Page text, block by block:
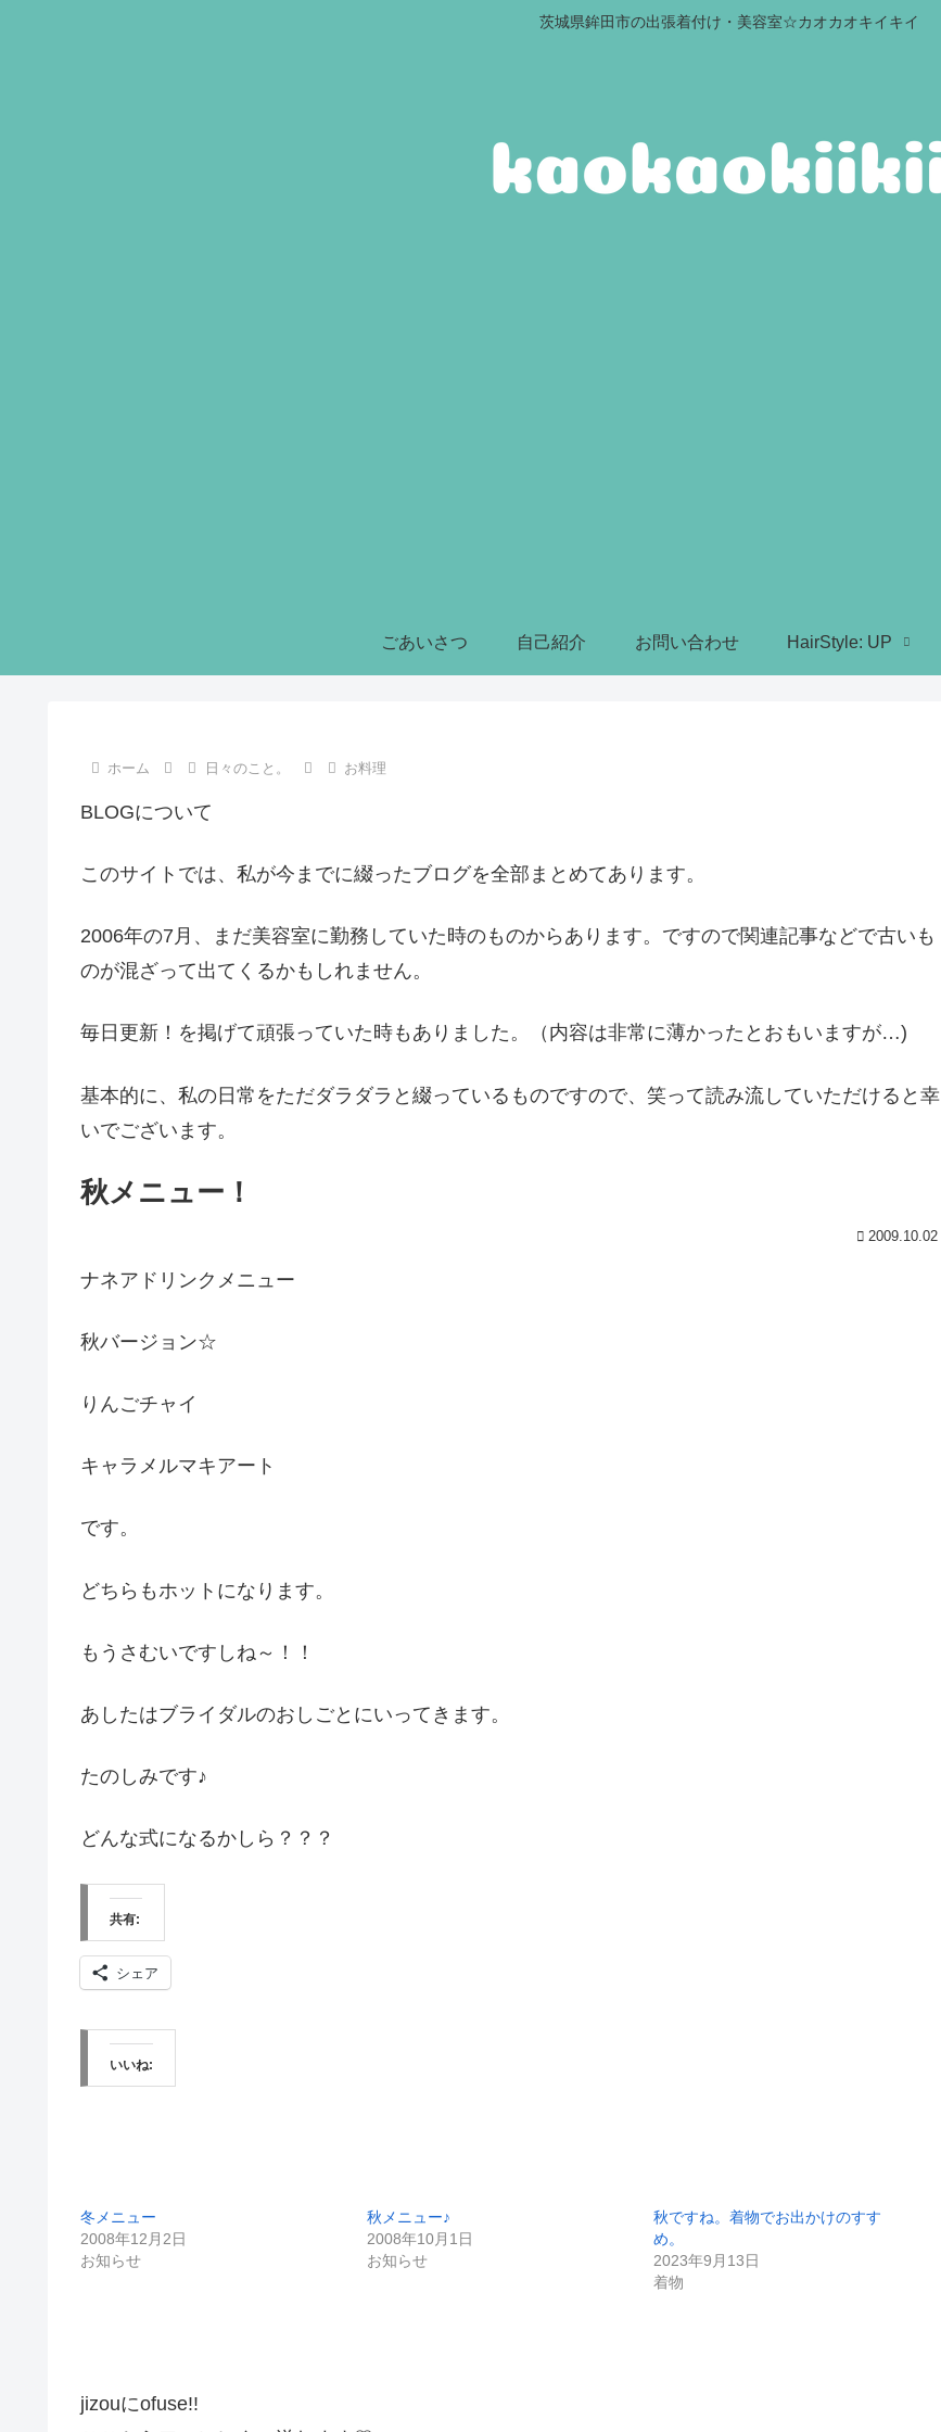
茨城県鉾田市の出張着付け・美容室☆カオカオキイキイ
ごあいさつ 自己紹介 お問い合わせ HairStyle: UP
ホーム 日々のこと。 お料理
BLOGについて
このサイトでは、私が今までに綴ったブログを全部まとめてあります。
2006年の7月、まだ美容室に勤務していた時のものからあります。ですので関連記事などで古いも
のが混ざって出てくるかもしれません。
毎日更新！を掲げて頑張っていた時もありました。（内容は非常に薄かったとおもいますが…)
基本的に、私の日常をただダラダラと綴っているものですので、笑って読み流していただけると幸
いでございます。
秋メニュー！
2009.10.02
ナネアドリンクメニュー
秋バージョン☆
りんごチャイ
キャラメルマキアート
です。
どちらもホットになります。
もうさむいですしね～！！
あしたはブライダルのおしごとにいってきます。
たのしみです♪
どんな式になるかしら？？？
共有:
シェア
いいね:
冬メニュー
2008年12月2日
お知らせ
秋メニュー♪
2008年10月1日
お知らせ
秋ですね。着物でお出かけのすす
め。
2023年9月13日
着物
jizouにofuse!!